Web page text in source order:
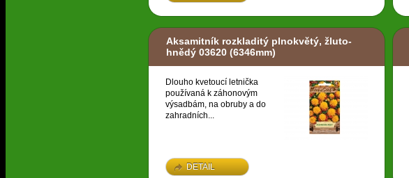
Aksamitník rozkladitý plnokvětý, žluto-
hnědý 03620 (6346mm)
Dlouho kvetoucí letnička
používaná k záhonovým
výsadbám, na obruby a do
zahradních...
DETAIL